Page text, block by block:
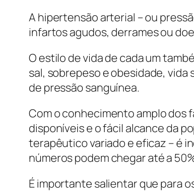
A hipertensão arterial – ou
infartos agudos, derrames ou
O estilo de vida de cada um
sal, sobrepeso e obesidade,
de pressão sanguínea.
Com o conhecimento amplo dos
disponíveis e o fácil alcance da
terapêutico variado e eficaz – é
números podem chegar até a
É importante salientar que para